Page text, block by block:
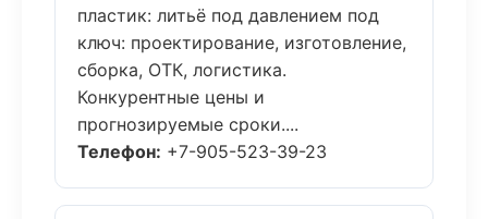
пластик: литьё под давлением под
ключ: проектирование, изготовление,
сборка, ОТК, логистика.
Конкурентные цены и
прогнозируемые сроки....
Телефон: +7-905-523-39-23